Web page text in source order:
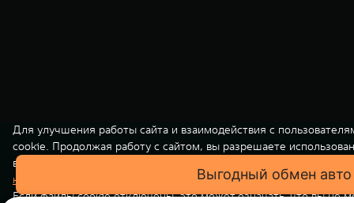
Для улучшения работы сайта и взаимодействия с
cookie. Продолжая работу с сайтом, вы разрешаете
вашей персональной информации на нашем сайте
конфиденциальности
. Вы всегда можете отключить файлы
Если файлы cookie отключены, это может означать, что вы не
Выгодный обмен авто